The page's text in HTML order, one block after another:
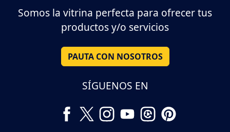
Somos la vitrina perfecta para ofrecer tus
productos y/o servicios
PAUTA CON NOSOTROS
SÍGUENOS EN